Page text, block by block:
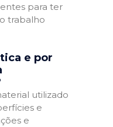
para ter
trabalho
e por
utilizado
e
e